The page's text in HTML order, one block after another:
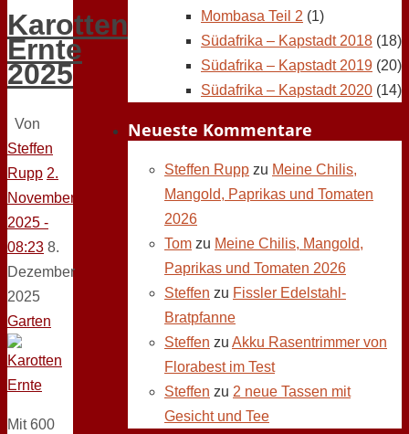
Karotten
Ernte
2025
Von
Steffen
Rupp 2.
November
2025 -
08:23 8.
Dezember
2025
Garten
Mit 600
Mombasa Teil 2 (1)
Südafrika – Kapstadt 2018 (18)
Südafrika – Kapstadt 2019 (20)
Südafrika – Kapstadt 2020 (14)
Neueste Kommentare
Steffen Rupp zu Meine Chilis,
Mangold, Paprikas und Tomaten
2026
Tom zu Meine Chilis, Mangold,
Paprikas und Tomaten 2026
Steffen zu Fissler Edelstahl-
Bratpfanne
Steffen zu Akku Rasentrimmer von
Florabest im Test
Steffen zu 2 neue Tassen mit
Gesicht und Tee